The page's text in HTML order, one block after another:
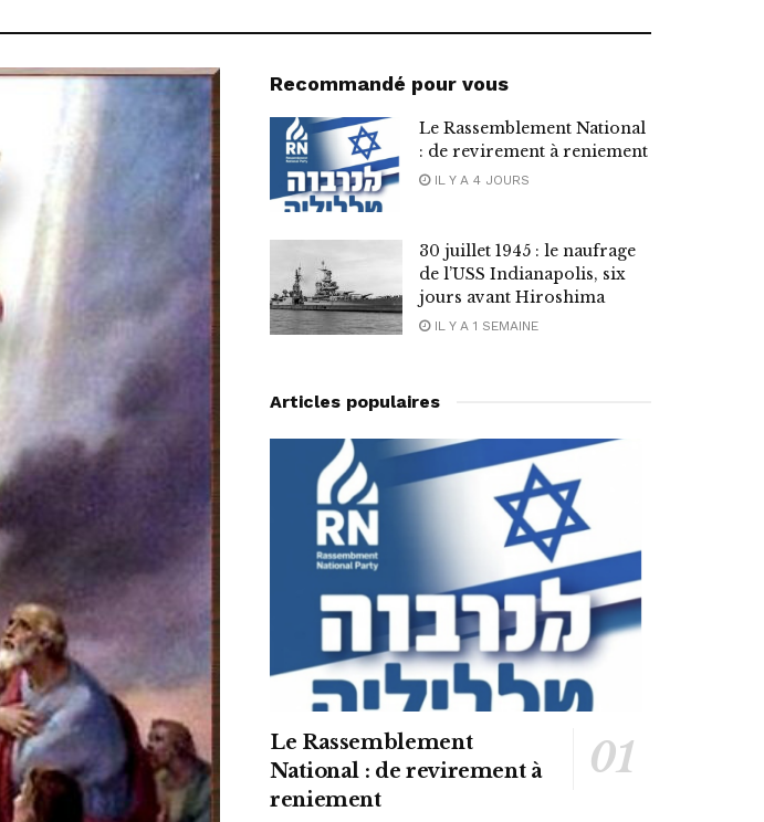
Recommandé pour vous
Le Rassemblement National
: de revirement à reniement
IL Y A 4 JOURS
30 juillet 1945 : le naufrage
de l’USS Indianapolis, six
jours avant Hiroshima
IL Y A 1 SEMAINE
Articles populaires
Le Rassemblement
National : de revirement à
reniement